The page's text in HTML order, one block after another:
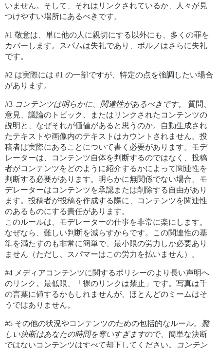
いません。そして、それはリンクされているか、人々が見
つけやすい場所にあるべきです。
#1 敬意は、単に他の人に親切にする以外にも、多くの罪を
カバーします。スパムは失礼であり、ポルノはさらに失礼
です。
#2 は実際には #1 の一部ですが、特定の点を強調したい場合
があります。
#3 コンテンツは明らかに、関連性があるべきです。
質問、
意見、議論のトピック、またはリンクされたコンテンツの
説明と、なぜそれが価値があると思うのか。自動生成され
たテキストや画像内のテキストはカウントされません。投
稿者は実際にあることについて書く必要があります。モデ
レーターは、コンテンツ自体を判断するのではなく、投稿
者がコンテンツをどのように紹介するかによって関連性を
判断する必要があります。明らかに無関係でない場合、モ
デレーターはコンテンツを承認または削除する自由があり
ます。投稿者が投稿を作成する際に、コンテンツを関連性
のあるものにする責任があります。
このルールは、モデレーターの仕事を非常に楽にします。
なぜなら、難しい判断を減らすからです。この関連性の基
準を満たすのも非常に簡単で、最小限の労力しか必要あり
ません（ただし、スパマーはこの労力を払いません）。
#4 メディアコンテンツに関するポリシーのより長い声明へ
のリンク。最低限、「裸のリンクは禁止」です。写真は千
の言葉に値するかもしれませんが、ほとんどのミームはそ
うではありません。
#5 その他の状況やコンテンツのための包括的なルール。 難
しい決断はあなたの時間を奪いすぎますので、簡単な決断
ではないコンテンツはすべて却下してください。
コンテン